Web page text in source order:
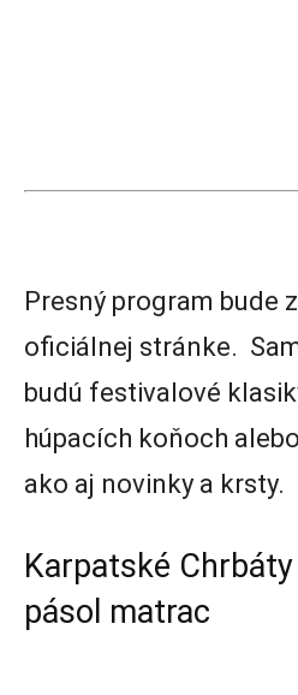
Presný program bude
oficiálnej stránke.
budú festivalové
húpacích koňoch
ako aj novinky a krsty.
Karpatské
pásol matrac